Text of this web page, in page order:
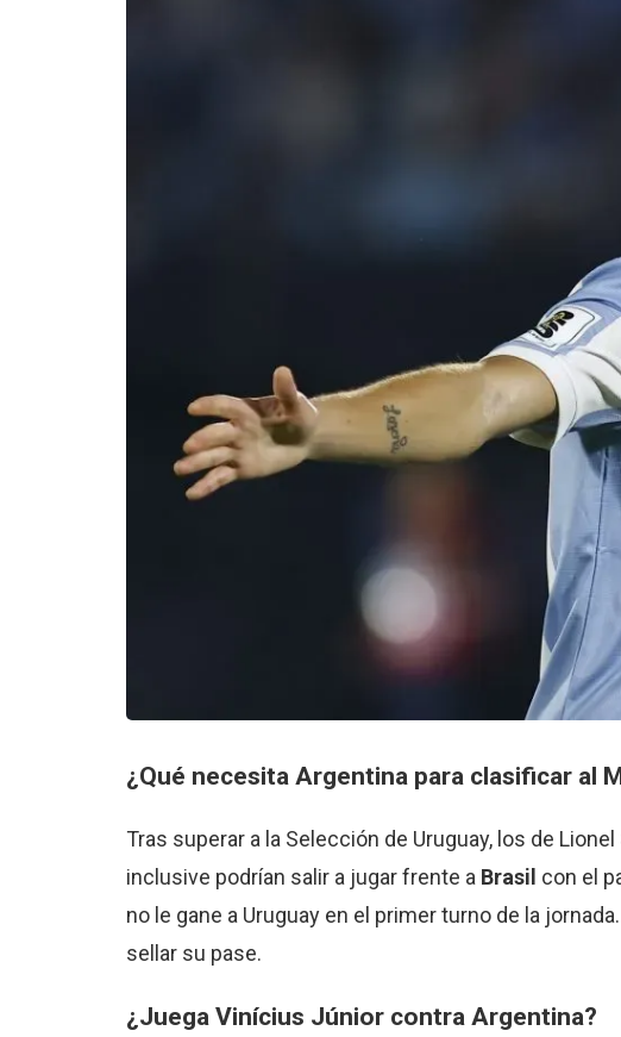
¿Qué necesita Argentina para clasificar al
Tras superar a la Selección de Uruguay, los de Lionel
inclusive podrían salir a jugar frente a Brasil con el
no le gane a Uruguay en el primer turno de la
sellar su pase.
¿Juega Vinícius Júnior contra Argentina?